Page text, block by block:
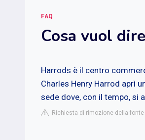
FAQ
Cosa vuol
Harrods è il centro
Charles Henry Harrod aprì
sede dove, con il tempo, si
Richiesta di rimozione della fonte